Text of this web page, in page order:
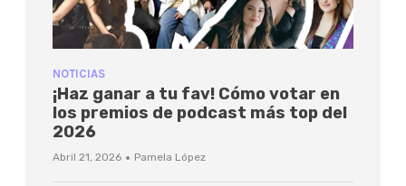
NOTICIAS
¡Haz ganar a tu fav! Cómo votar en
los premios de podcast más top del
2026
Abril 21, 2026 · Pamela López